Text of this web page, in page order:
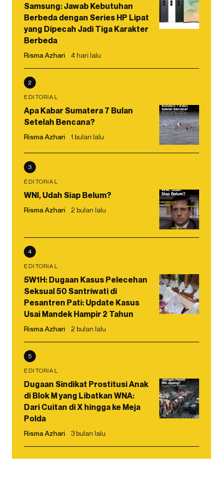
Samsung: Jawab Kebutuhan
Berbeda dengan Series HP Lipat
yang Dipecah Jadi Tiga Karakter
Berbeda
Risma Azhari 4 hari lalu
2
EDITORIAL
Apa Kabar Sumatera 7 Bulan
Setelah Bencana?
Risma Azhari 1 bulan lalu
3
EDITORIAL
WNI, Udah Siap Belum?
Risma Azhari 2 bulan lalu
4
EDITORIAL
5W1H: Dugaan Kasus Pelecehan
Seksual 50 Santriwati di
Pesantren Pati: Update Kasus
Usai Mandek Hampir 2 Tahun
Risma Azhari 2 bulan lalu
5
EDITORIAL
Dugaan Sindikat Prostitusi Anak
di Blok M yang Libatkan WNA:
Dari Cuitan di X hingga ke Meja
Polda
Risma Azhari 3 bulan lalu